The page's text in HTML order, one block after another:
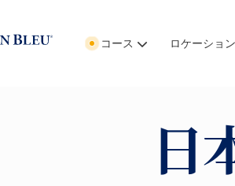
コース ロケーション
日